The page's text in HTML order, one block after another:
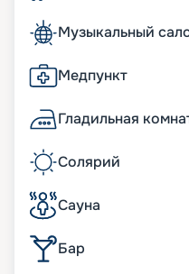
Музыкальный
Медпункт
Гладильная
Солярий
Сауна
Бар